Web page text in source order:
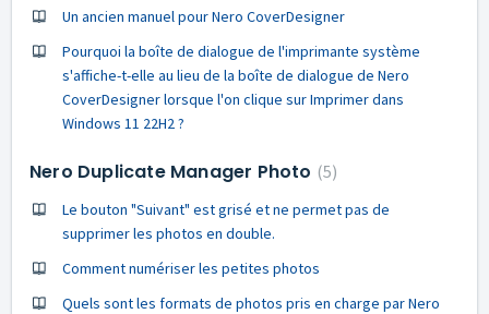
Un ancien manuel pour Nero CoverDesigner
Pourquoi la boîte de dialogue de l'imprimante système
s'affiche-t-elle au lieu de la boîte de dialogue de Nero
CoverDesigner lorsque l'on clique sur Imprimer dans
Windows 11 22H2 ?
Nero Duplicate Manager Photo 5
Le bouton "Suivant" est grisé et ne permet pas de
supprimer les photos en double.
Comment numériser les petites photos
Quels sont les formats de photos pris en charge par Nero